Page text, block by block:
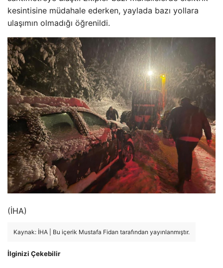
kesintisine müdahale ederken, yaylada bazı yollara
ulaşımın olmadığı öğrenildi.
(İHA)
Kaynak: İHA | Bu içerik Mustafa Fidan tarafından yayınlanmıştır.
İlginizi Çekebilir